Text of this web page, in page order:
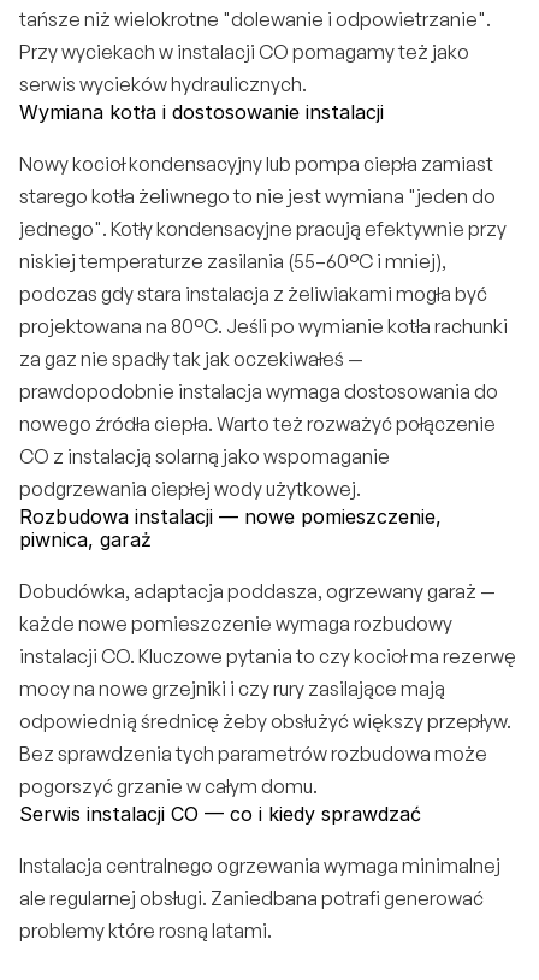
tańsze niż wielokrotne "dolewanie i odpowietrzanie".
serwis wycieków hydraulicznych.
Wymiana kotła i dostosowanie instalacji
Nowy kocioł kondensacyjny lub pompa ciepła zamiast
starego kotła żeliwnego to nie jest wymiana "jeden do
jednego". Kotły kondensacyjne pracują efektywnie przy
niskiej temperaturze zasilania (55–60°C i mniej),
podczas gdy stara instalacja z żeliwiakami mogła być
projektowana na 80°C. Jeśli po wymianie kotła rachunki
za gaz nie spadły tak jak oczekiwałeś —
prawdopodobnie instalacja wymaga dostosowania do
nowego źródła ciepła. Warto też rozważyć połączenie
CO z instalacją solarną jako wspomaganie
podgrzewania ciepłej wody użytkowej.
Rozbudowa instalacji — nowe pomieszczenie,
piwnica, garaż
Dobudówka, adaptacja poddasza, ogrzewany garaż —
każde nowe pomieszczenie wymaga rozbudowy
instalacji CO. Kluczowe pytania to czy kocioł ma rezerwę
mocy na nowe grzejniki i czy rury zasilające mają
odpowiednią średnicę żeby obsłużyć większy przepływ.
Bez sprawdzenia tych parametrów rozbudowa może
pogorszyć grzanie w całym domu.
Serwis instalacji CO — co i kiedy sprawdzać
Instalacja centralnego ogrzewania wymaga minimalnej
ale regularnej obsługi. Zaniedbana potrafi generować
problemy które rosną latami.